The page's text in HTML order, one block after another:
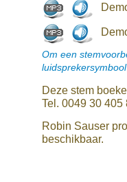
Om een
luidsprekersymbool
Deze stem
Tel. 0049 30
Robin Sauser
beschikbaar.